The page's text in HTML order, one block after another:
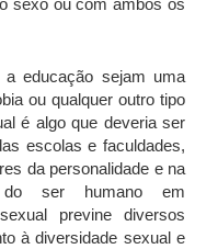
sexo ou com ambos os
educação sejam uma
ou qualquer outro tipo
é algo que deveria ser
escolas e faculdades,
da personalidade e na
do ser humano em
previne diversos
à diversidade sexual e